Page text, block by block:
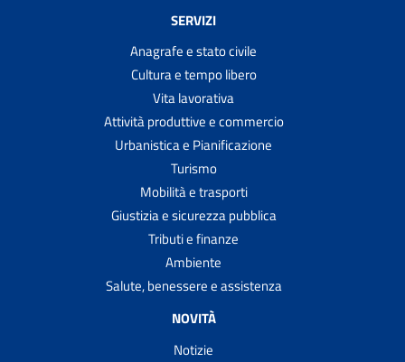
SERVIZI
Anagrafe e stato civile
Cultura e tempo libero
Vita lavorativa
Attività produttive e commercio
Urbanistica e Pianificazione
Turismo
Mobilità e trasporti
Giustizia e sicurezza pubblica
Tributi e finanze
Ambiente
Salute, benessere e assistenza
NOVITÀ
Notizie